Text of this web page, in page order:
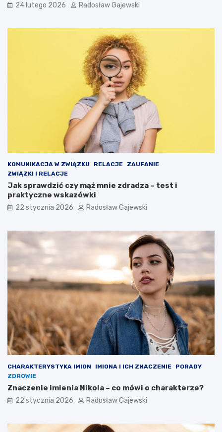
24 lutego 2026 Radosław Gajewski
KOMUNIKACJA W ZWIĄZKU RELACJE
ZAUFANIE
ZWIĄZKI I RELACJE
Jak sprawdzić czy mąż mnie zdradza – test i
praktyczne wskazówki
22 stycznia 2026 Radosław Gajewski
CHARAKTERYSTYKA IMION IMIONA I ICH ZNACZENIE
PORADY
ZDROWIE
Znaczenie imienia Nikola – co mówi o charakterze?
22 stycznia 2026 Radosław Gajewski